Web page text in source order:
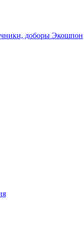
доборы Экошпон